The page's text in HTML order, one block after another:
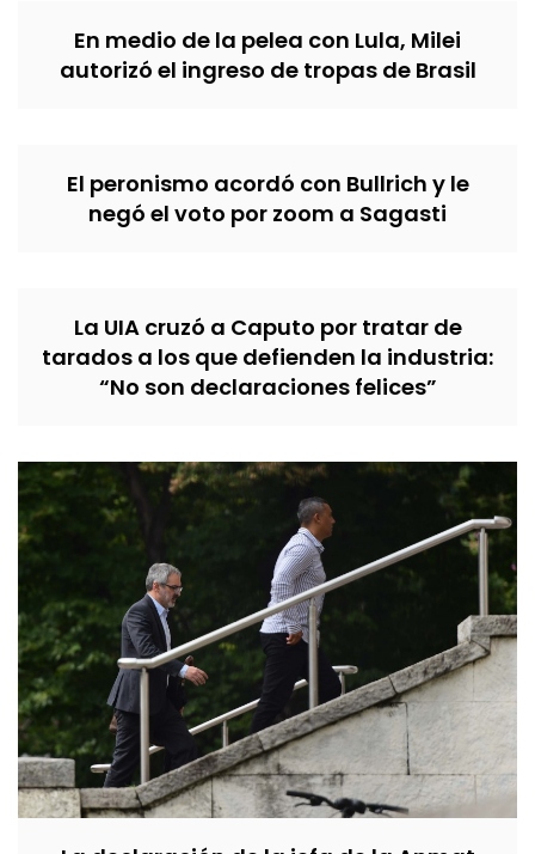
En medio de la pelea con Lula, Milei
autorizó el ingreso de tropas de Brasil
El peronismo acordó con Bullrich y le
negó el voto por zoom a Sagasti
La UIA cruzó a Caputo por tratar de
tarados a los que defienden la industria:
“No son declaraciones felices”